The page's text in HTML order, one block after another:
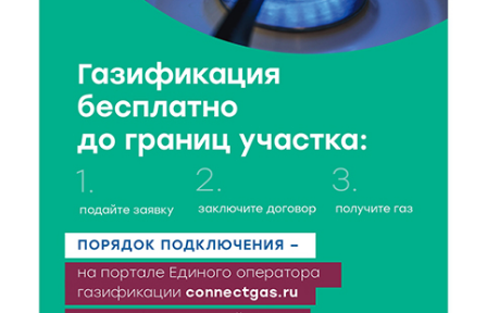
От детских площадок до спортивных арен: в
Калининском округе подвели итоги программы
поддержки местных инициатив
5 Авг 2026 20:02 281
Большая гонка на Волге: 8 августа Калязин станет
центром всероссийского велоспорта